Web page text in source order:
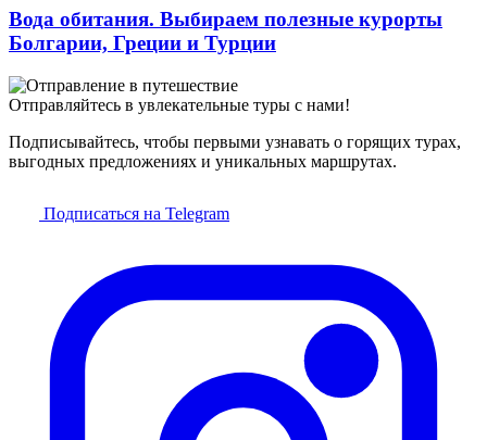
Вода обитания. Выбираем полезные курорты
Болгарии, Греции и Турции
Отправляйтесь в увлекательные туры с нами!
Подписывайтесь, чтобы первыми узнавать о горящих турах,
выгодных предложениях и уникальных маршрутах.
Подписаться на Telegram